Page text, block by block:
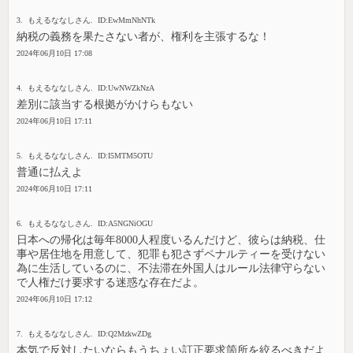
3. もえるななしさん. ID:EwMmNhNTk
納税の義務を果たさない者が、権利を主張するな！
2024年06月10日 17:08
4. もえるななしさん. ID:UwNWZkNzA
差別に該当する根拠がかけらもない
2024年06月10日 17:11
5. もえるななしさん. ID:I5MTM5OTU
普通に払えよ
2024年06月10日 17:11
6. もえるななしさん. ID:A5NGNiOGU
日本への帰化は毎年8000人程度いるんだけど、彼らは納税、仕
事や居住地を用意して、犯罪も犯さずペナルティーを受けない
為に生活しているのに、不法滞在外国人はルール法律守らない
で人権だけ要求する迷惑な存在だよ。
2024年06月10日 17:12
7. もえるななしさん. ID:Q2MzkwZDg
本気で反対したいならもうちょい訂正要求箇所を絞るべきだよ